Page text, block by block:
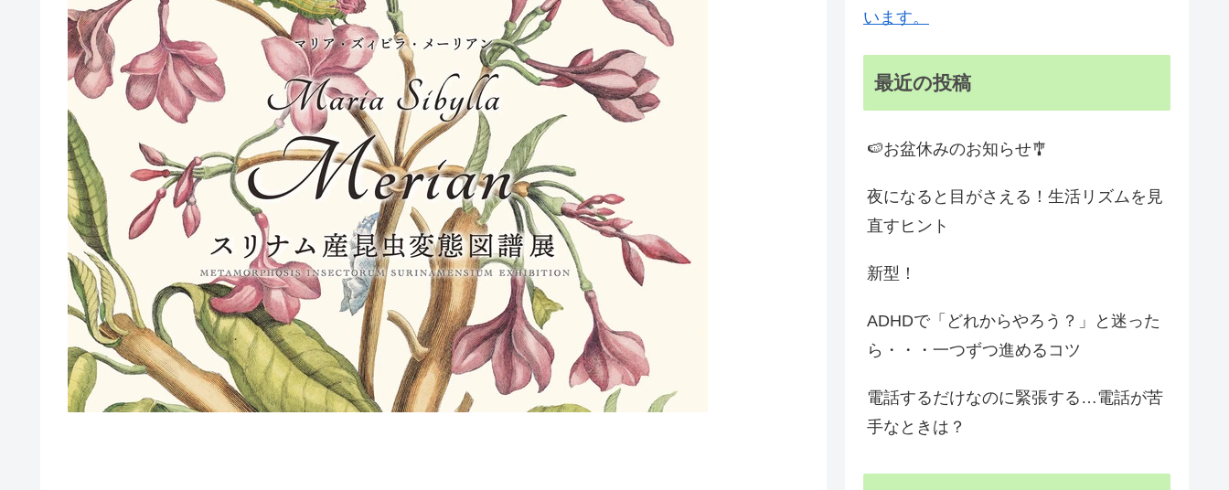
います。
最近の投稿
🍉お盆休みのお知らせ🎐
夜になると目がさえる！生活リズムを見
直すヒント
新型！
ADHDで「どれからやろう？」と迷った
ら・・・一つずつ進めるコツ
電話するだけなのに緊張する…電話が苦
手なときは？